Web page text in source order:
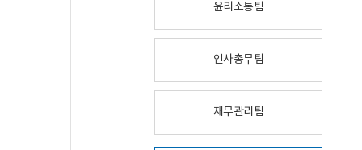
윤리소통팀
인사총무팀
재무관리팀